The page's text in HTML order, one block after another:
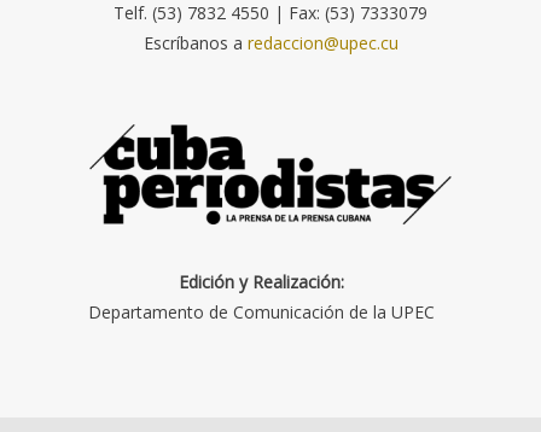
Telf. (53) 7832 4550 | Fax: (53) 7333079
Escríbanos a redaccion@upec.cu
Edición y Realización:
Departamento de Comunicación de la UPEC